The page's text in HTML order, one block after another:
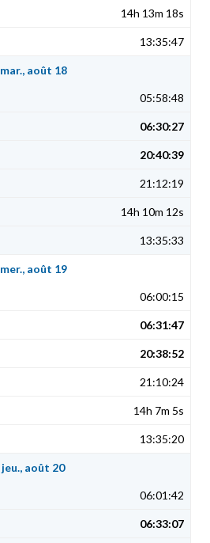
14h 13m 18s
13:35:47
mar., août 18
05:58:48
06:30:27
20:40:39
21:12:19
14h 10m 12s
13:35:33
mer., août 19
06:00:15
06:31:47
20:38:52
21:10:24
14h 7m 5s
13:35:20
jeu., août 20
06:01:42
06:33:07